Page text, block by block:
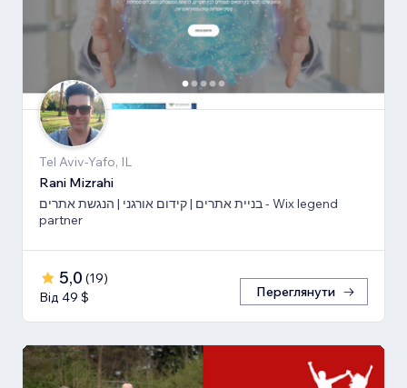
Tel Aviv-Yafo, IL
Rani Mizrahi
בניית אתרים | קידום אורגני | הנגשת אתרים - Wix legend
partner
5,0 (19)
Від 49 $
Переглянути